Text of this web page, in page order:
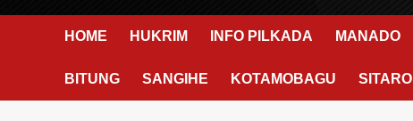
HOME HUKRIM INFO PILKADA MANADO
BITUNG SANGIHE KOTAMOBAGU SITARO